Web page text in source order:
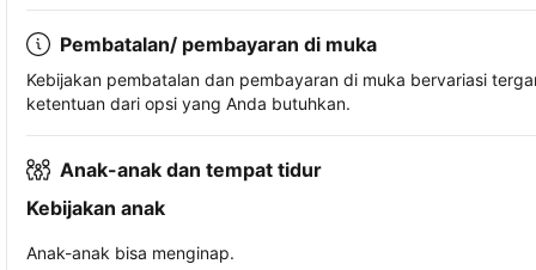
Pembatalan/ pembayaran di muka
Kebijakan pembatalan dan pembayaran di muka bervariasi
ketentuan dari opsi yang Anda butuhkan.
Anak-anak dan tempat tidur
Kebijakan anak
Anak-anak bisa menginap.